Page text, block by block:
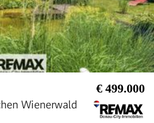
€ 499.000
Wienerwald